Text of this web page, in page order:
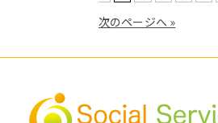
次のページへ »